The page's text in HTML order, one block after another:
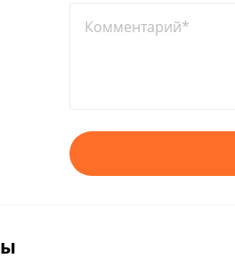
Комментарий*